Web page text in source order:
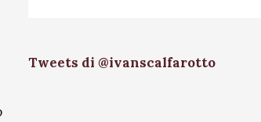
Tweets di @ivanscalfarotto